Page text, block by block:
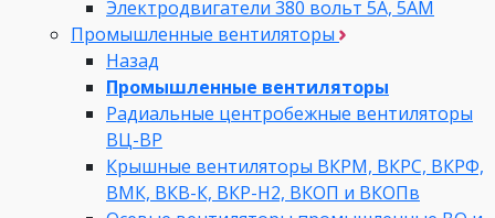
Электродвигатели 380 вольт 5А, 5АМ
Промышленные вентиляторы
Назад
Промышленные вентиляторы
Радиальные центробежные вентиляторы
ВЦ-ВР
Крышные вентиляторы ВКРМ, ВКРС, ВКРФ,
ВМК, ВКВ-К, ВКР-Н2, ВКОП и ВКОПв